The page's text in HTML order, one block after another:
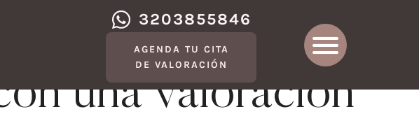
3203855846
AGENDA TU CITA
DE VALORACIÓN
qué cada
una valoración